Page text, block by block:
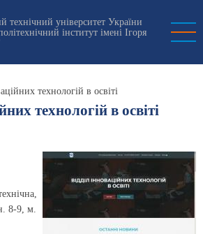
технічний університет України
інститут імені Ігоря
технологій в освіті
технологій в освіті
8-9, м.